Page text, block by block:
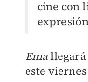
cine con
Emallegará
este